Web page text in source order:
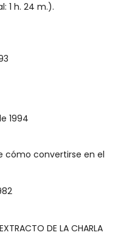
1 h. 24 m.).
1994
cómo convertirse en el
DE LA CHARLA